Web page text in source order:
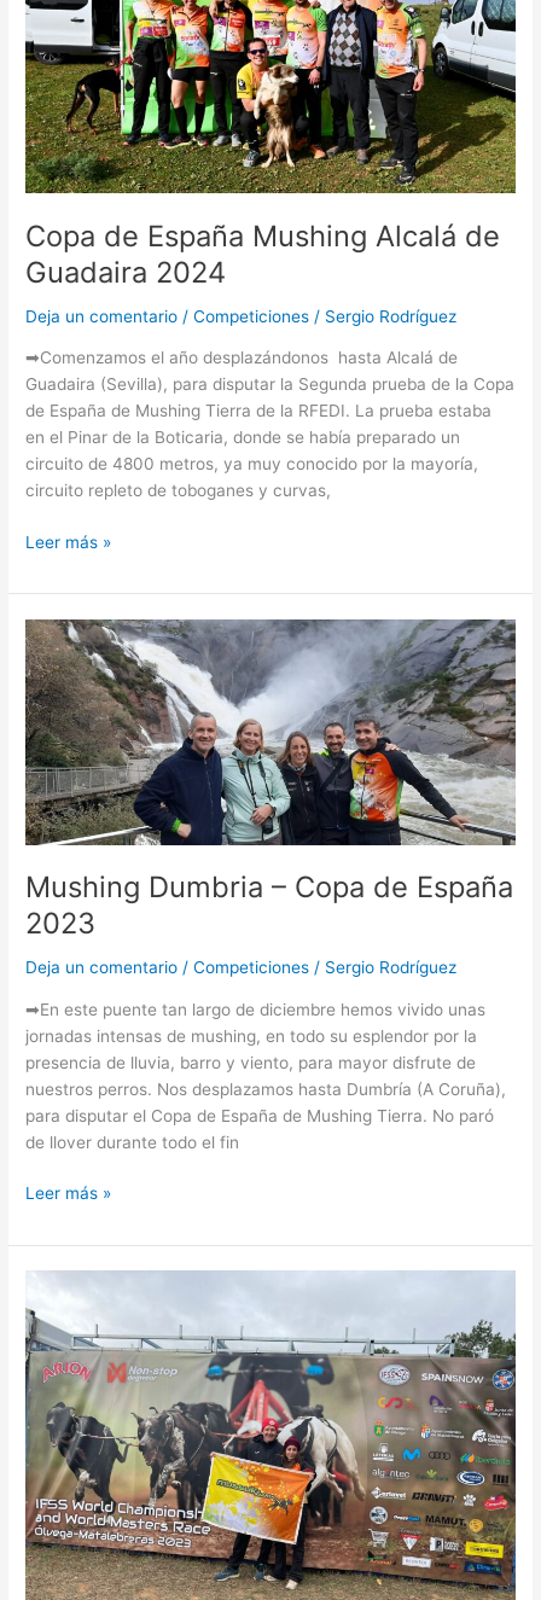
Copa de España Mushing Alcalá de
Guadaira 2024
Deja un comentario /Competiciones / Sergio Rodríguez
➡Comenzamos el año desplazándonos hasta Alcalá de
Guadaira (Sevilla), para disputar la Segunda prueba de la Copa
de España de Mushing Tierra de la RFEDI. La prueba estaba
en el Pinar de la Boticaria, donde se había preparado un
circuito de 4800 metros, ya muy conocido por la mayoría,
circuito repleto de toboganes y curvas,
de
Guadaira
2024
Leer más »
Mushing Dumbria – Copa de España
2023
Deja un comentario /Competiciones / Sergio Rodríguez
➡En este puente tan largo de diciembre hemos vivido unas
jornadas intensas de mushing, en todo su esplendor por la
presencia de lluvia, barro y viento, para mayor disfrute de
nuestros perros. Nos desplazamos hasta Dumbría (A Coruña),
para disputar el Copa de España de Mushing Tierra. No paró
de llover durante todo el fin
Mushing
Dumbria
–
Copa
de
España
2023
Leer más »
WORLD
CHAMPIONSHIPS
AND
WORLD
MASTER
DRYLAND
OLVEGA
2023